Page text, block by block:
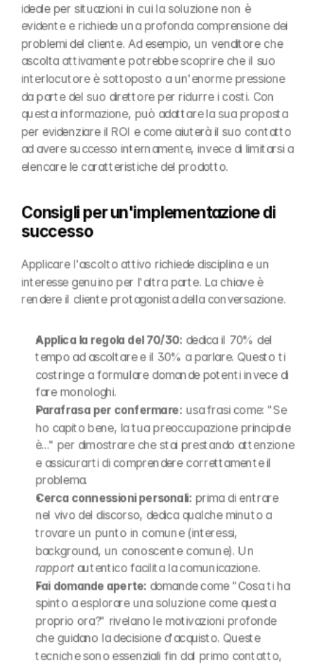
ideale per situazioni in cui la soluzione non è
evidente e richiede una profonda comprensione dei
problemi del cliente. Ad esempio, un venditore che
ascolta attivamente potrebbe scoprire che il suo
interlocutore è sottoposto a un'enorme pressione
da parte del suo direttore per ridurre i costi. Con
questa informazione, può adattare la sua proposta
per evidenziare il ROI e come aiuterà il suo contatto
ad avere successo internamente, invece di limitarsi a
elencare le caratteristiche del prodotto.
Consigli per un'implementazione di
successo
Applicare l'ascolto attivo richiede disciplina e un
interesse genuino per l'altra parte. La chiave è
rendere il cliente protagonista della conversazione.
Applica la regola del 70/30: dedica il 70% del
tempo ad ascoltare e il 30% a parlare. Questo ti
costringe a formulare domande potenti invece di
fare monologhi.
Parafrasa per confermare: usa frasi come: "Se
ho capito bene, la tua preoccupazione principale
è..." per dimostrare che stai prestando attenzione
e assicurarti di comprendere correttamente il
problema.
Cerca connessioni personali: prima di entrare
nel vivo del discorso, dedica qualche minuto a
trovare un punto in comune (interessi,
rapport autentico facilita la comunicazione.
Fai domande aperte: domande come "Cosa ti ha
spinto a esplorare una soluzione come questa
proprio ora?" rivelano le motivazioni profonde
che guidano la decisione d'acquisto. Queste
tecniche sono essenziali fin dal primo contatto,